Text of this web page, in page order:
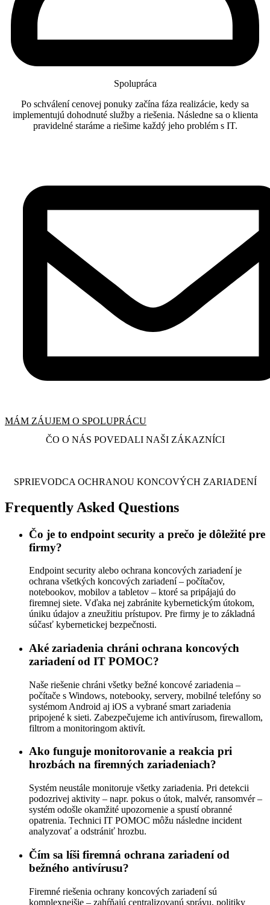
Spolupráca
Po schválení cenovej ponuky začína fáza realizácie, kedy sa
implementujú dohodnuté služby a riešenia. Následne sa o klienta
pravidelné staráme a riešime každý jeho problém s IT.
MÁM ZÁUJEM O SPOLUPRÁCU
ČO O NÁS POVEDALI NAŠI ZÁKAZNÍCI
SPRIEVODCA OCHRANOU KONCOVÝCH ZARIADENÍ
Frequently Asked Questions
Čo je to endpoint security a prečo je dôležité pre
firmy?
Endpoint security alebo ochrana koncových zariadení je
ochrana všetkých koncových zariadení – počítačov,
notebookov, mobilov a tabletov – ktoré sa pripájajú do
firemnej siete. Vďaka nej zabránite kybernetickým útokom,
úniku údajov a zneužitiu prístupov. Pre firmy je to základná
súčasť kybernetickej bezpečnosti.
Aké zariadenia chráni ochrana koncových
zariadení od IT POMOC?
Naše riešenie chráni všetky bežné koncové zariadenia –
počítače s Windows, notebooky, servery, mobilné telefóny so
systémom Android aj iOS a vybrané smart zariadenia
pripojené k sieti. Zabezpečujeme ich antivírusom, firewallom,
filtrom a monitoringom aktivít.
Ako funguje monitorovanie a reakcia pri
hrozbách na firemných zariadeniach?
Systém neustále monitoruje všetky zariadenia. Pri detekcii
podozrivej aktivity – napr. pokus o útok, malvér, ransomvér –
systém odošle okamžité upozornenie a spustí obranné
opatrenia. Technici IT POMOC môžu následne incident
analyzovať a odstrániť hrozbu.
Čím sa líši firemná ochrana zariadení od
bežného antivírusu?
Firemné riešenia ochrany koncových zariadení sú
komplexnejšie – zahŕňajú centralizovanú správu, politiky